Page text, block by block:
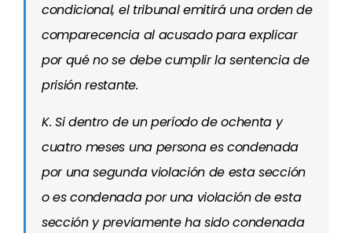
condicional, el tribunal emitirá una orden de
comparecencia al acusado para explicar
por qué no se debe cumplir la sentencia de
prisión restante.
K. Si dentro de un período de ochenta y
cuatro meses una persona es condenada
por una segunda violación de esta sección
o es condenada por una violación de esta
sección y previamente ha sido condenada